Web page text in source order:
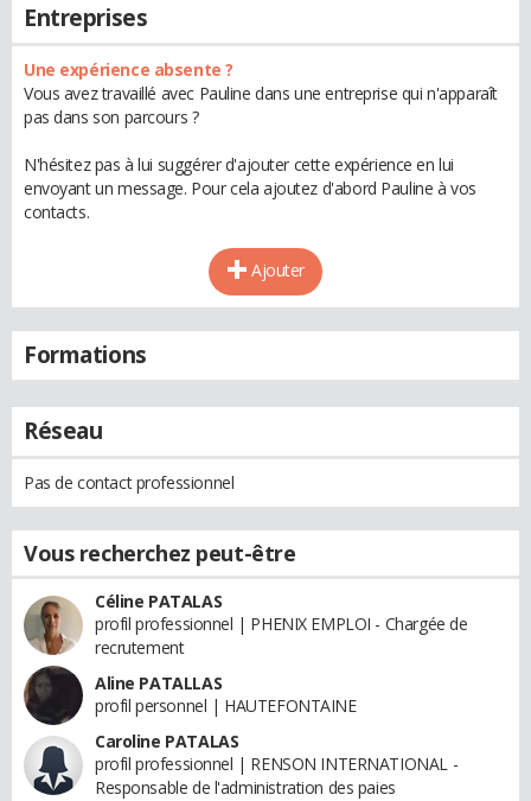
Entreprises
Une expérience absente ?
Vous avez travaillé avec Pauline dans une entreprise qui n'apparaît
pas dans son parcours ?
N'hésitez pas à lui suggérer d'ajouter cette expérience en lui
envoyant un message. Pour cela ajoutez d'abord Pauline à vos
contacts.
Ajouter
Formations
Réseau
Pas de contact professionnel
Vous recherchez peut-être
Céline PATALAS
profil professionnel | PHENIX EMPLOI - Chargée de
recrutement
Aline PATALLAS
profil personnel | HAUTEFONTAINE
Caroline PATALAS
profil professionnel | RENSON INTERNATIONAL -
Responsable de l'administration des paies